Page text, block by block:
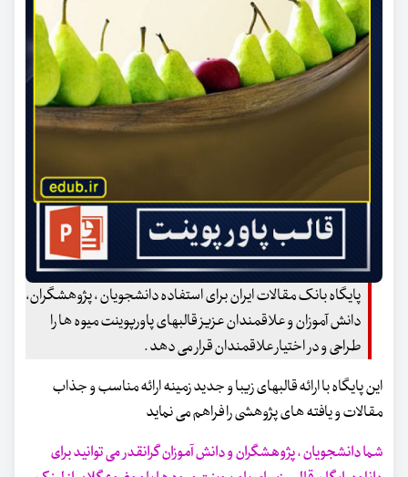
پایگاه بانک مقالات ایران برای استفاده دانشجویان ، پژوهشگران،
دانش آموزان و علاقمندان عزیز قالبهای پاورپوینت میوه ها را
طراحی و در اختیار علاقمندان قرار می دهد .
این پایگاه با ارائه قالبهای زیبا و جدید زمینه ارائه مناسب و جذاب
مقالات و یافته های پژوهشی را فراهم می نماید
شما دانشجویان ، پژوهشگران و دانش آموزان گرانقدر می توانید برای